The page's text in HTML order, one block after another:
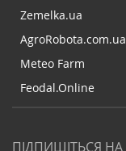
Zemelka.ua
AgroRobota.com.ua
Meteo Farm
Feodal.Online
ПІДПИШІТЬСЯ